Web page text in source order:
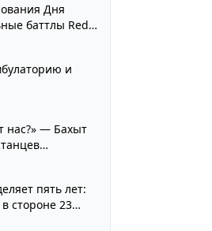
Дня
баттлы Red
и
нас?» — Бахыт
пять лет:
стороне 23